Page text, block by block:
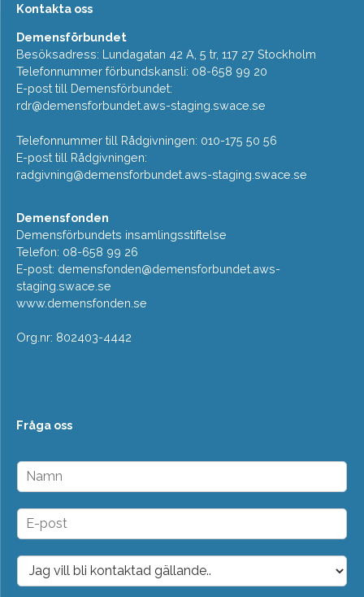
Kontakta oss
Demensförbundet
Besöksadress: Lundagatan 42 A, 5 tr, 117 27 Stockholm
Telefonnummer förbundskansli: 08-658 99 20
E-post till Demensförbundet:
rdr@demensforbundet.aws-staging.swace.se
Telefonnummer till Rådgivningen: 010-175 50 56
E-post till Rådgivningen:
radgivning@demensforbundet.aws-staging.swace.se
Demensfonden
Demensförbundets insamlingsstiftelse
Telefon: 08-658 99 26
E-post: demensfonden@demensforbundet.aws-
staging.swace.se
www.demensfonden.se
Org.nr: 802403-4442
Fråga oss
N
m
n
E
p
o
t
D
o